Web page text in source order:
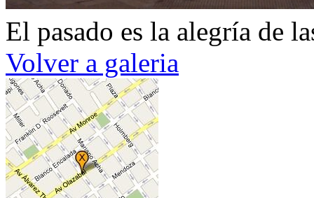
El pasado es la alegría de
Volver a galeria